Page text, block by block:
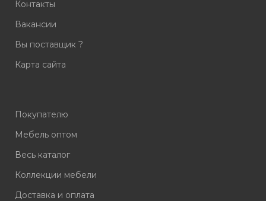
Контакты
Вакансии
Вы поставщик ?
Карта сайта
Покупателю
Мебель оптом
Весь каталог
Коллекции мебели
Доставка и оплата